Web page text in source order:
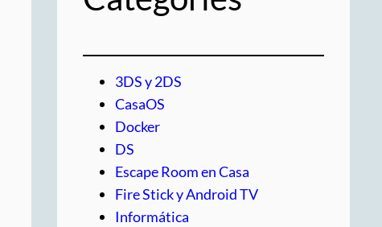
3DS y 2DS
CasaOS
Docker
DS
Escape Room en Casa
Fire Stick y Android TV
Informática